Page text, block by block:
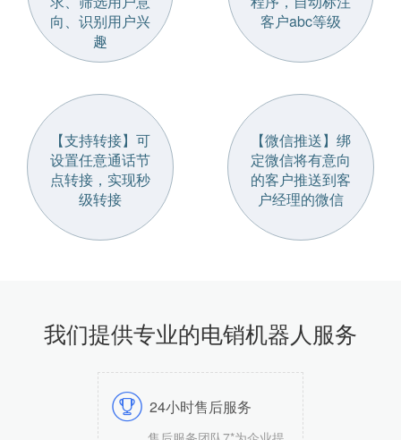
向、识别用户兴
趣
客户abc等级
【支持转接】可
设置任意通话节
点转接，实现秒
级转接
【微信推送】绑
定微信将有意向
的客户推送到客
户经理的微信
我们提供专业的电销机器人服务
24小时售后服务